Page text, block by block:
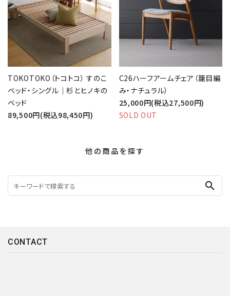
TOKOTOKO（トコトコ） すのこ
ベッド・シングル｜杉とヒノキの
ベッド
89,500円(税込98,450円)
C26ハーフアームチェア（籠目編
み・ナチュラル）
25,000円(税込27,500円)
SOLD OUT
他の商品を探す
search
CONTACT